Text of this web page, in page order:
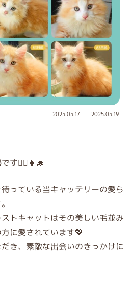
2025.05.17 2025.05.19
す👨‍⚕️👩‍🎓
っている当キャッテリーの愛ら
トキャットはその美しい毛並み
に愛されています💖
き、素敵な出会いのきっかけに